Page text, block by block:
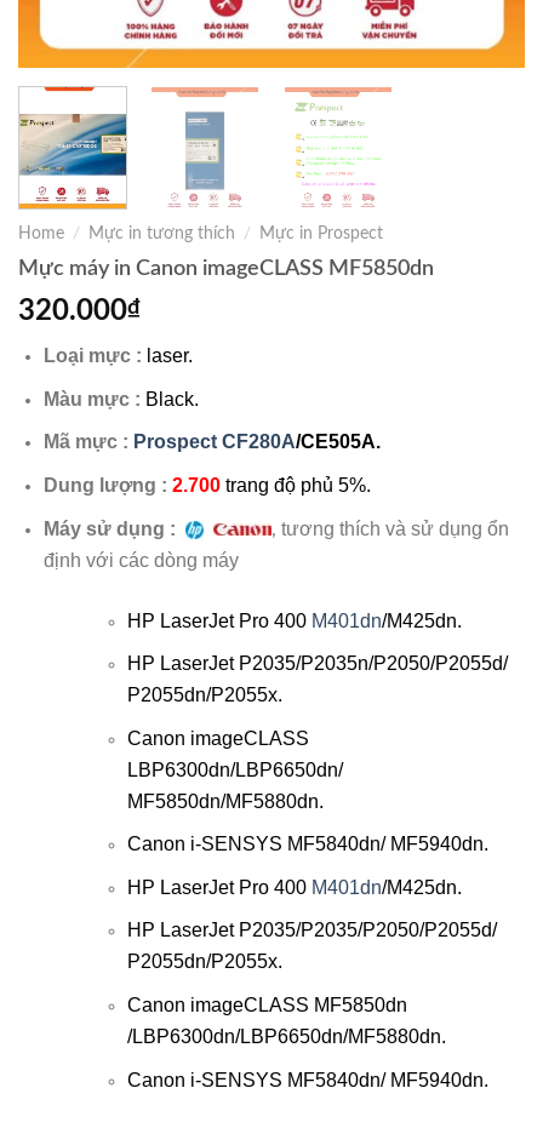
Home / Mực in tương thích / Mực in Prospect
Mực máy in Canon imageCLASS MF5850dn
320.000₫
Loại mực : laser.
Màu mực : Black.
Mã mực : Prospect CF280A/CE505A.
Dung lượng : 2.700 trang độ phủ 5%.
Máy sử dụng : , tương thích và sử dụng ổn
định với các dòng máy
HP LaserJet Pro 400 M401dn/M425dn.
HP LaserJet P2035/P2035n/P2050/P2055d/
P2055dn/P2055x.
Canon imageCLASS
LBP6300dn/LBP6650dn/
MF5850dn/MF5880dn.
Canon i-SENSYS MF5840dn/ MF5940dn.
HP LaserJet Pro 400 M401dn/M425dn.
HP LaserJet P2035/P2035/P2050/P2055d/
P2055dn/P2055x.
Canon imageCLASS MF5850dn
/LBP6300dn/LBP6650dn/MF5880dn.
Canon i-SENSYS MF5840dn/ MF5940dn.